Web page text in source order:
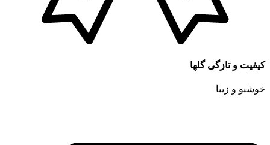
کیفیت و تازگی گلها
خوشبو و زیبا